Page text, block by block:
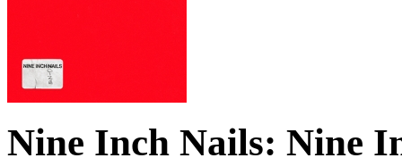
Nine Inch Nails: Nine